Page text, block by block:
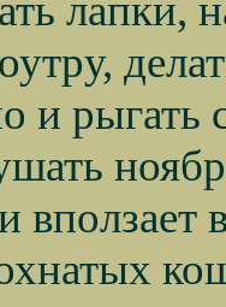
лапки,
и рыгать
вползает